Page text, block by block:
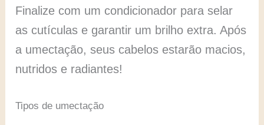
Finalize com um condicionador para selar
as cutículas e garantir um brilho extra. Após
a umectação, seus cabelos estarão macios,
nutridos e radiantes!
Tipos de umectação